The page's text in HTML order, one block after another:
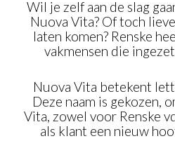
Wil je zelf aan de slag
Nuova Vita? Of toch
laten komen? Renske
vakmensen die
Nuova Vita betekent
Deze naam is gekozen,
Vita, zowel voor Renske
als klant een nieuw